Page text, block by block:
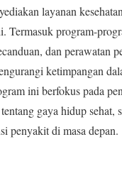
layanan
Termasuk program-
dan perawatan
ketimpangan
ini berfokus pada
gaya hidup sehat,
penyakit di masa depan.